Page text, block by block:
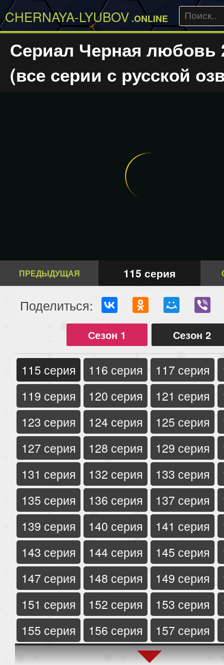
CHERNAYA-LYUBOV .ONLINE
Сериал Черная любовь
(все серии с русской
ПРЕДЫДУЩАЯ 115 серия
Поделиться:
Сезон 1 Сезон 2
115 серия 116 серия 117 серия
119 серия
120 серия 121 серия
123 серия
124 серия 125 серия
127 серия
128 серия 129 серия
131 серия
132 серия 133 серия
135 серия
136 серия 137 серия
139 серия
140 серия 141 серия
143 серия
144 серия 145 серия
147 серия
148 серия 149 серия
151 серия
152 серия 153 серия
155 серия
156 серия 157 серия
159 серия
160 серия 161 серия